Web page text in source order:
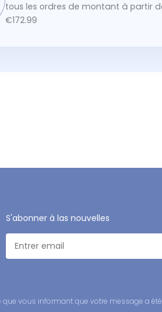
tous les ordres de montant à partir
€172.99
S'abonner à las nouvelles
vous informant que votre message a été